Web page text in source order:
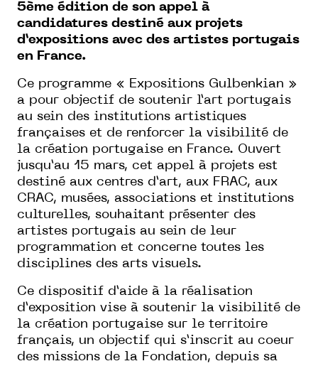
5ème édition de son appel à
candidatures destiné aux projets
d’expositions avec des artistes portugais
en France.
Ce programme « Expositions Gulbenkian »
a pour objectif de soutenir l’art portugais
au sein des institutions artistiques
françaises et de renforcer la visibilité de
la création portugaise en France. Ouvert
jusqu’au 15 mars, cet appel à projets est
destiné aux centres d’art, aux FRAC, aux
CRAC, musées, associations et institutions
culturelles, souhaitant présenter des
artistes portugais au sein de leur
programmation et concerne toutes les
disciplines des arts visuels.
Ce dispositif d’aide à la réalisation
d’exposition vise à soutenir la visibilité de
la création portugaise sur le territoire
français, un objectif qui s’inscrit au coeur
des missions de la Fondation, depuis sa